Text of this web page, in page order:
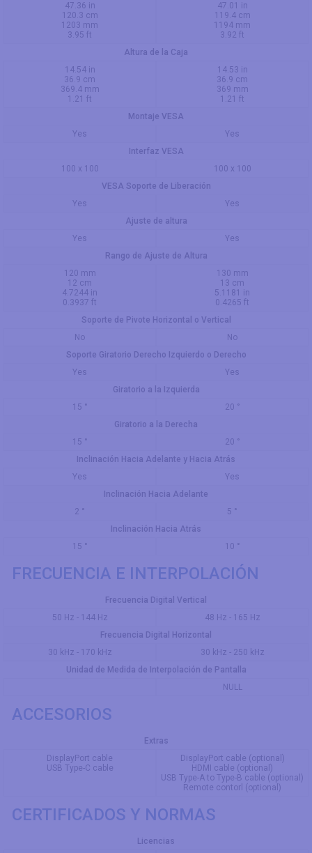
47.36 in
120.3 cm
1203 mm
3.95 ft
47.01 in
119.4 cm
1194 mm
3.92 ft
Altura de la Caja
14.54 in
36.9 cm
369.4 mm
1.21 ft
14.53 in
36.9 cm
369 mm
1.21 ft
Montaje VESA
Yes
Yes
Interfaz VESA
100 x 100
100 x 100
VESA Soporte de Liberación
Yes
Yes
Ajuste de altura
Yes
Yes
Rango de Ajuste de Altura
120 mm
12 cm
4.7244 in
0.3937 ft
130 mm
13 cm
5.1181 in
0.4265 ft
Soporte de Pivote Horizontal o Vertical
No
No
Soporte Giratorio Derecho Izquierdo o Derecho
Yes
Yes
Giratorio a la Izquierda
15 °
20 °
Giratorio a la Derecha
15 °
20 °
Inclinación Hacia Adelante y Hacia Atrás
Yes
Yes
Inclinación Hacia Adelante
2 °
5 °
Inclinación Hacia Atrás
15 °
10 °
FRECUENCIA E INTERPOLACIÓN
Frecuencia Digital Vertical
50 Hz - 144 Hz
48 Hz - 165 Hz
Frecuencia Digital Horizontal
30 kHz - 170 kHz
30 kHz - 250 kHz
Unidad de Medida de Interpolación de Pantalla
NULL
ACCESORIOS
Extras
DisplayPort cable
USB Type-C cable
DisplayPort cable (optional)
HDMI cable (optional)
USB Type-A to Type-B cable (optional)
Remote contorl (optional)
CERTIFICADOS Y NORMAS
Licencias